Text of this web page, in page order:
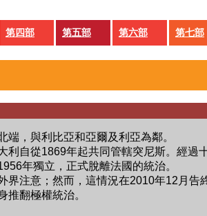
第四部 第五部 第六部 第七部
端，與利比亞和亞爾及利亞為鄰。
利自從1869年起共同管轄突尼斯。經過
年獨立，正式脫離法國的統治。
界注意；然而，這情況在2010年12月
推翻極權統治。